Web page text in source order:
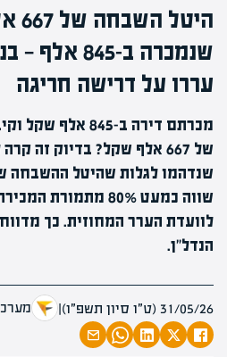
שנמכרה ב-
עררו על דרישה חריגה
מכרתם דירה ב-845
של 667 אלף שקל? בדיוק זה
שנדהמו לגלות שהיטל ההשבחה
שווה כמעט 80%
לוועדת הערר המחוזית. כך
הנדל"ן.
31/05/26 (ט״ו סיון תשפ״ו) |